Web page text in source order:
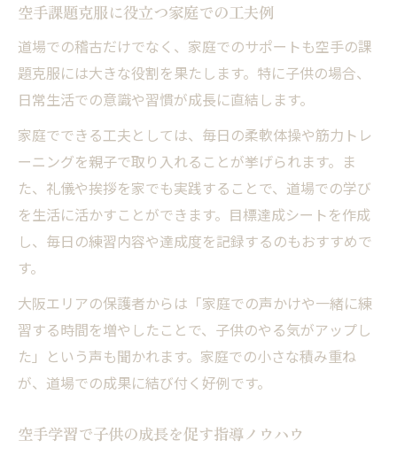
空手課題克服に役立つ家庭での工夫例
道場での稽古だけでなく、家庭でのサポートも空手の課
題克服には大きな役割を果たします。特に子供の場合、
日常生活での意識や習慣が成長に直結します。
家庭でできる工夫としては、毎日の柔軟体操や筋力トレ
ーニングを親子で取り入れることが挙げられます。ま
た、礼儀や挨拶を家でも実践することで、道場での学び
を生活に活かすことができます。目標達成シートを作成
し、毎日の練習内容や達成度を記録するのもおすすめで
す。
大阪エリアの保護者からは「家庭での声かけや一緒に練
習する時間を増やしたことで、子供のやる気がアップし
た」という声も聞かれます。家庭での小さな積み重ね
が、道場での成果に結び付く好例です。
空手学習で子供の成長を促す指導ノウハウ